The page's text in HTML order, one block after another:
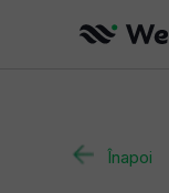
Înapoi